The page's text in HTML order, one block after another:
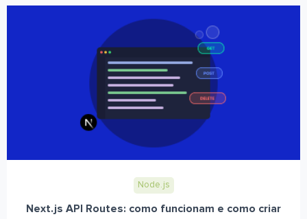
Node.js
Next.js API Routes: como funcionam e como criar